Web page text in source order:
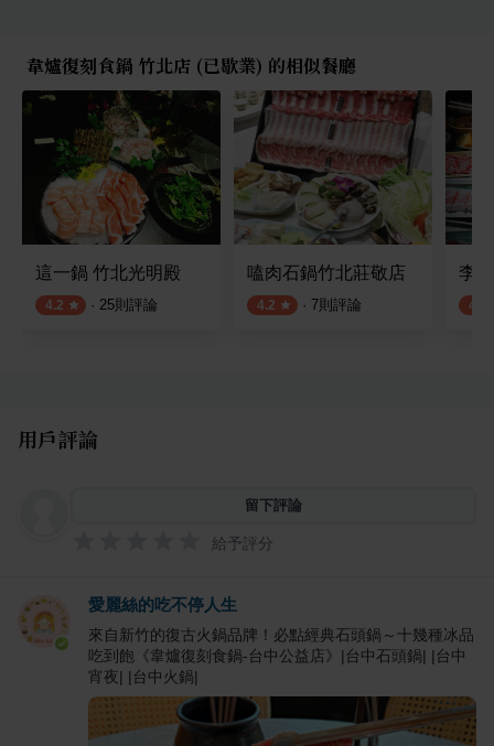
韋爐復刻食鍋 竹北店 (已歇業) 的相似餐廳
這一鍋 竹北光明殿
4.2 · 25則評論
嗑肉石鍋竹北莊敬店
4.2 · 7則評論
李
4.0
用戶評論
留下評論
給予評分
愛麗絲的吃不停人生
來自新竹的復古火鍋品牌！必點經典石頭鍋～十幾種冰品
吃到飽《韋爐復刻食鍋-台中公益店》|台中石頭鍋| |台中
宵夜| |台中火鍋|